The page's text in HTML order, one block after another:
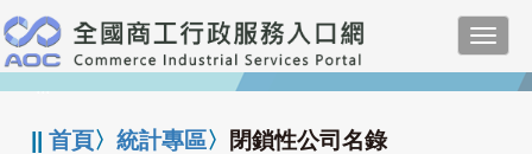
跳
到
主
要
:::
||首頁〉統計專區〉 閉鎖性公司名錄